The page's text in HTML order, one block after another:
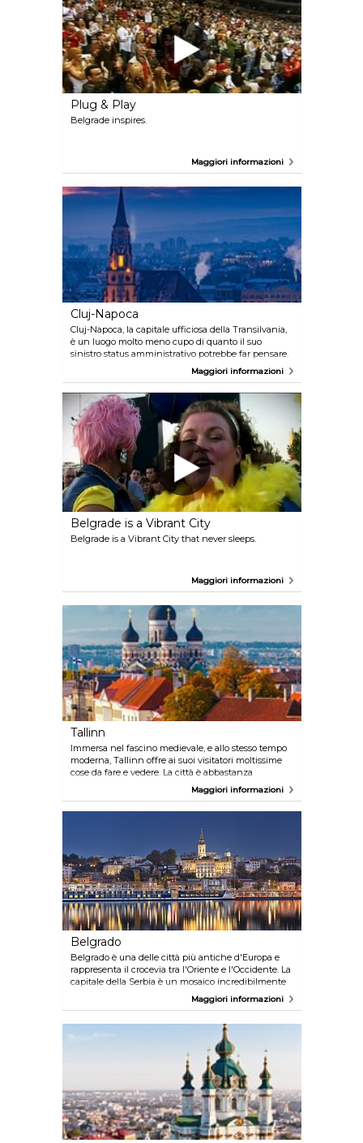
cobbled streets alone, you will be swept away by
the magic that has given Poznan a reputation for
being Poland’s most popular small-big city.
Plug & Play
Belgrade inspires.
Maggiori informazioni
Cluj-Napoca
Cluj-Napoca, la capitale ufficiosa della Transilvania,
è un luogo molto meno cupo di quanto il suo
sinistro status amministrativo potrebbe far pensare.
Eletta Capitale Europea della Gioventù nel 2015, la
città ospita circa 100.000 studenti (pari a circa un
quinto della popolazione totale): un numero che, in
parte, spiega l'attuale periodo di rinascita culturale
che la città sta vivendo, nonché la nomea, ben
meritata, di città festaiola.
Maggiori informazioni
Belgrade is a Vibrant City
Belgrade is a Vibrant City that never sleeps.
Maggiori informazioni
Tallinn
Immersa nel fascino medievale, e allo stesso tempo
moderna, Tallinn offre ai suoi visitatori moltissime
cose da fare e vedere. La città è abbastanza
interessante da occupare diversi giorni, ma è anche
abbastanza compatta per poter essere visitata
interamente senza allontanarsi dal centro.
Maggiori informazioni
Belgrado
Belgrado è una delle città più antiche d'Europa e
rappresenta il crocevia tra l'Oriente e l'Occidente. La
capitale della Serbia è un mosaico incredibilmente
ricco di culture, influenze e stili diversi, con
un'atmosfera misteriosa ed esotica. Città europea ma
luogo fantastico per spendere il fine-settimana,
offrendo la possibilità di visitare numerose attrazioni
interessanti, una splendida architettura,
monumenti e una vita notturna frenetica. Belgrado
è inoltre conveniente per lo shopping ed ha una
vivace scena culturale.
Maggiori informazioni